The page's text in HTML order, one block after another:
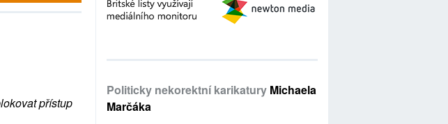
přístup
Politicky nekorektní karikatury Michaela
Marčáka